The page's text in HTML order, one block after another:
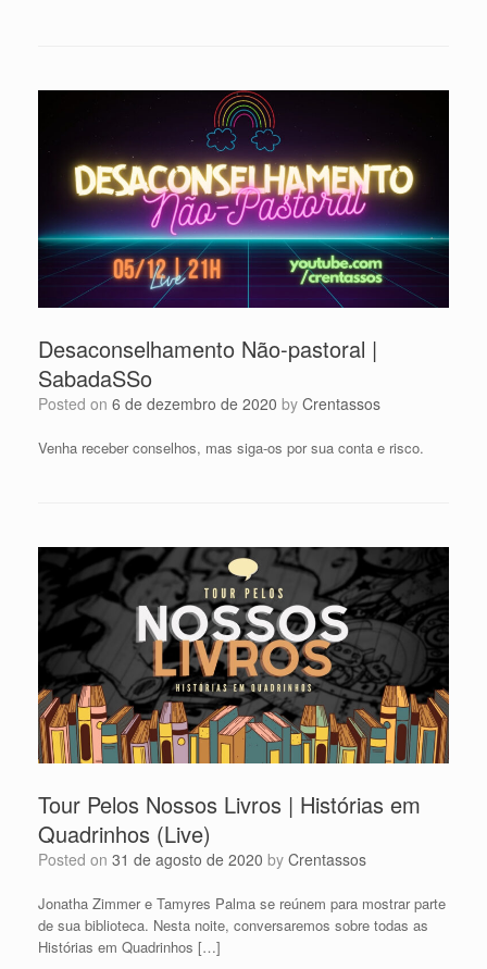
Desaconselhamento Não-pastoral |
SabadaSSo
Posted on 6 de dezembro de 2020 by Crentassos
Venha receber conselhos, mas siga-os por sua conta e risco.
Tour Pelos Nossos Livros | Histórias em
Quadrinhos (Live)
Posted on 31 de agosto de 2020 by Crentassos
Jonatha Zimmer e Tamyres Palma se reúnem para mostrar parte
de sua biblioteca. Nesta noite, conversaremos sobre todas as
Histórias em Quadrinhos […]